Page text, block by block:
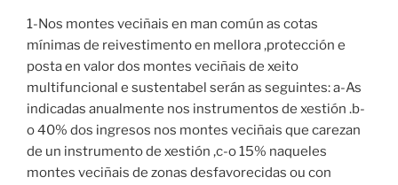
1-Nos montes veciñais en man común as cotas
mínimas de reivestimento en mellora ,protección e
posta en valor dos montes veciñais de xeito
multifuncional e sustentabel serán as seguintes: a-As
indicadas anualmente nos instrumentos de xestión .b-
o 40% dos ingresos nos montes veciñais que carezan
de un instrumento de xestión ,c-o 15% naqueles
montes veciñais de zonas desfavorecidas ou con